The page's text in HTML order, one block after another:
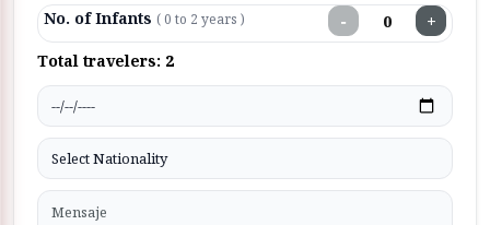
No. of Infants ( 0 to 2 years ) − +
Total travelers: 2